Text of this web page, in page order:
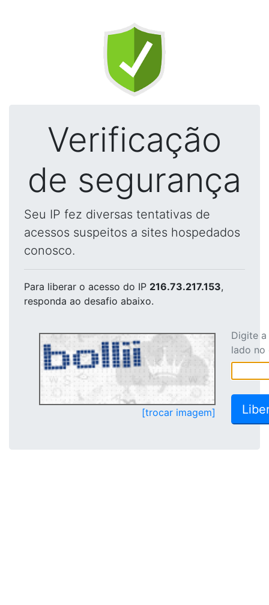
Verificação
de segurança
Seu IP fez diversas tentativas de
acessos suspeitos a sites hospedados
conosco.
Para liberar o acesso do IP 216.73.217.153,
responda ao desafio abaixo.
[trocar imagem]
Digite
lado no